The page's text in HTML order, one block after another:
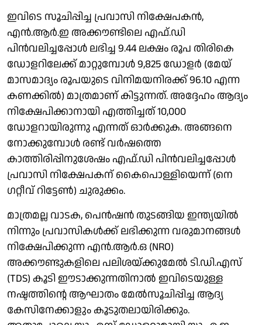
ഇവിടെ സൂചിപ്പിച്ച പ്രവാസി നിക്ഷേപകൻ,
എൻ.ആർ.ഇ അക്കൗണ്ടിലെ എഫ്.ഡി
പിൻവലിച്ചപ്പോൾ ലഭിച്ച 9.44 ലക്ഷം രൂപ തിരികെ
ഡോളറിലേക്ക് മാറ്റുമ്പോൾ 9,825 ഡോളർ (മേയ്
മാസമാദ്യം രൂപയുടെ വിനിമയനിരക്ക് 96.10 എന്ന
കണക്കിൽ) മാത്രമാണ് കിട്ടുന്നത്. അദ്ദേഹം ആദ്യം
നിക്ഷേപിക്കാനായി എത്തിച്ചത് 10,000
ഡോളറായിരുന്നു എന്നത് ഓർക്കുക. അങ്ങനെ
നോക്കുമ്പോൾ രണ്ട് വർഷത്തെ
കാത്തിരിപ്പിനുശേഷം എഫ്.ഡി പിൻവലിച്ചപ്പോൾ
പ്രവാസി നിക്ഷേപകന് കൈപൊള്ളിയെന്ന് (നെ​
ഗറ്റീവ് റിട്ടേൺ) ചുരുക്കം.
മാത്രമല്ല വാടക, പെൻഷൻ തുടങ്ങിയ ഇന്ത്യയിൽ
നിന്നും പ്രവാസികൾക്ക് ലഭിക്കുന്ന വരുമാനങ്ങൾ
നിക്ഷേപിക്കുന്ന എൻ.ആർ.ഒ (NRO)
അക്കൗണ്ടുകളിലെ പലിശയ്ക്കുമേൽ ടി.ഡി.എസ്
(TDS) കൂടി ഈടാക്കുന്നതിനാൽ ഇവിടെയുള്ള
നഷ്ടത്തിന്റെ ആഘാതം മേൽസൂചിപ്പിച്ച ആദ്യ
കേസിനേക്കാളും കൂടുതലായിരിക്കും.